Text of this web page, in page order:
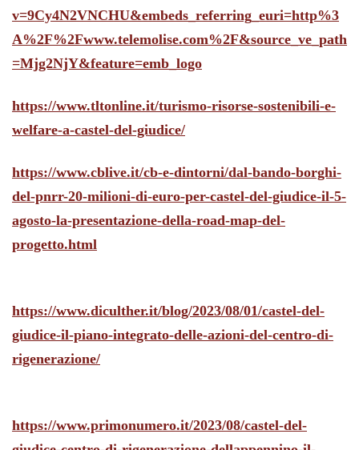
v=9Cy4N2VNCHU&embeds_referring_euri=http%3
A%2F%2Fwww.telemolise.com%2F&source_ve_path
=Mjg2NjY&feature=emb_logo
https://www.tltonline.it/turismo-risorse-sostenibili-e-
welfare-a-castel-del-giudice/
https://www.cblive.it/cb-e-dintorni/dal-bando-borghi-
del-pnrr-20-milioni-di-euro-per-castel-del-giudice-il-5-
agosto-la-presentazione-della-road-map-del-
progetto.html
https://www.diculther.it/blog/2023/08/01/castel-del-
giudice-il-piano-integrato-delle-azioni-del-centro-di-
rigenerazione/
https://www.primonumero.it/2023/08/castel-del-